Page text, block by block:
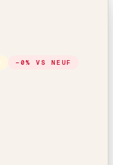
− 0% VS NEUF